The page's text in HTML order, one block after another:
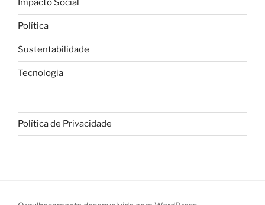
Impacto Social
Política
Sustentabilidade
Tecnologia
Política de Privacidade